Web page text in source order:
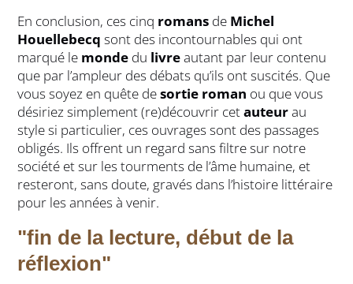
En conclusion, ces cinq romans de Michel
Houellebecq sont des incontournables qui ont
marqué le monde du livreautant par leur contenu
que par l’ampleur des débats qu’ils ont suscités. Que
vous soyez en quête desortie roman ou que vous
désiriez simplement (re)découvrir cetauteurau
style si particulier, ces ouvrages sont des passages
obligés. Ils offrent un regard sans filtre sur notre
société et sur les tourments de l’âme humaine, et
resteront, sans doute, gravés dans l’histoire littéraire
pour les années à venir.
"fin de la lecture, début de la
réflexion"